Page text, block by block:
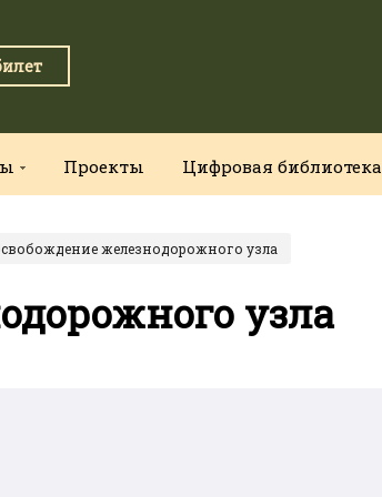
Проекты Цифровая библиотека
железнодорожного узла
узла